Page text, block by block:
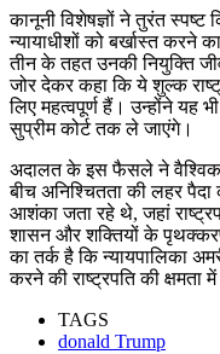
कानूनी विशेषज्ञों ने तुरंत स्पष्ट
न्यायाधीशों को बर्खास्त करने
तीन के तहत उनकी नियुक्ति
जोर देकर कहा कि ये शुल्क
लिए महत्वपूर्ण हैं। उन्होंने यह
सुप्रीम कोर्ट तक ले जाएंगे।
अदालत के इस फैसले ने वैश्विक
बीच अनिश्चितता की लहर
आशंका जता रहे थे, जहां
शासन और शक्तियों के
का तर्क है कि न्यायपालिका
करने की राष्ट्रपति की क्षमता
TAGS
donald Trump